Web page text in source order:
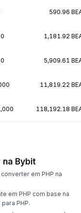
590.96
1,181.92
5,909.61
11,819.22
118,192.18
na Bybit
em PHP na
em PHP com base na
PHP.